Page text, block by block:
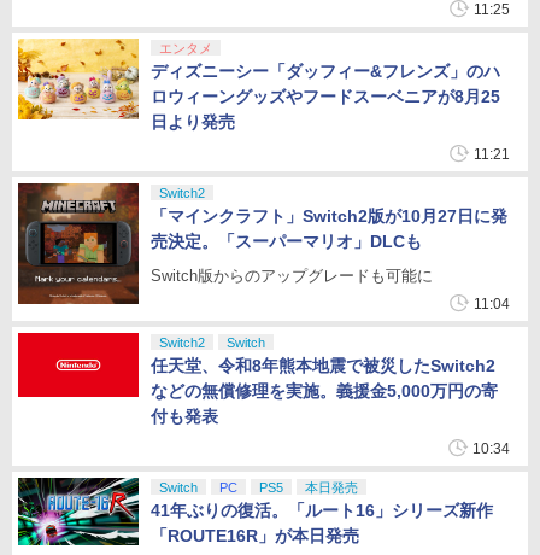
11:25
エンタメ
ディズニーシー「ダッフィー&フレンズ」のハ
ロウィーングッズやフードスーベニアが8月25
日より発売
11:21
Switch2
「マインクラフト」Switch2版が10月27日に発
売決定。「スーパーマリオ」DLCも
Switch版からのアップグレードも可能に
11:04
Switch2 Switch
任天堂、令和8年熊本地震で被災したSwitch2
などの無償修理を実施。義援金5,000万円の寄
付も発表
10:34
Switch PC PS5 本日発売
41年ぶりの復活。「ルート16」シリーズ新作
「ROUTE16R」が本日発売